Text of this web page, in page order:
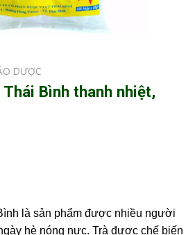
DƯỢC
Bình thanh nhiệt,
là sản phẩm được nhiều người
hè nóng nực. Trà được chế biến